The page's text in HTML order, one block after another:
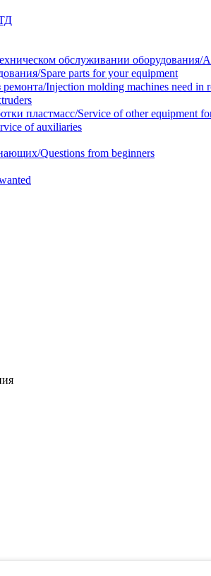
обслуживании оборудования/
Spare parts for your equipment
Injection molding machines need in
пластмасс/Service of other equipment
of auxiliaries
Questions from beginners